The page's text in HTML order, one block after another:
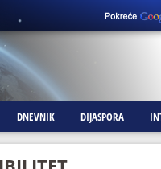
DNEVNIK DIJASPORA